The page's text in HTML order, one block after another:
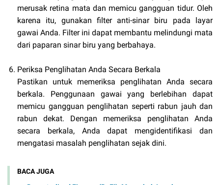
merusak retina mata dan memicu gangguan tidur. Oleh
karena itu, gunakan filter anti-sinar biru pada layar
gawai Anda. Filter ini dapat membantu melindungi mata
dari paparan sinar biru yang berbahaya.
Periksa Penglihatan Anda Secara Berkala
Pastikan untuk memeriksa penglihatan Anda secara
berkala. Penggunaan gawai yang berlebihan dapat
memicu gangguan penglihatan seperti rabun jauh dan
rabun dekat. Dengan memeriksa penglihatan Anda
secara berkala, Anda dapat mengidentifikasi dan
mengatasi masalah penglihatan sejak dini.
BACA JUGA